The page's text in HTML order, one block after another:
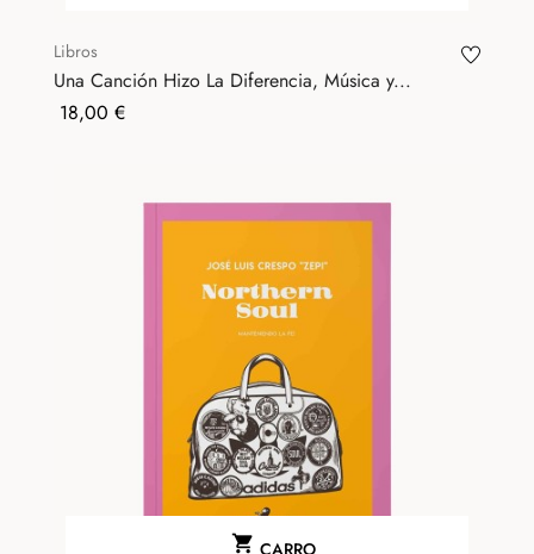
Libros
Una Canción Hizo La Diferencia, Música y...
Precio
18,00 €
 CARRO